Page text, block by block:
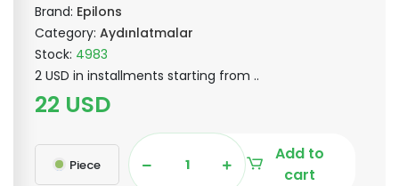
Brand: Epilons
Category: Aydınlatmalar
Stock: 4983
2 USD in installments starting from ..
22 USD
Piece
Add to
cart